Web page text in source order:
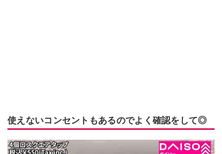
使えないコンセントもあるのでよく確認をして◎